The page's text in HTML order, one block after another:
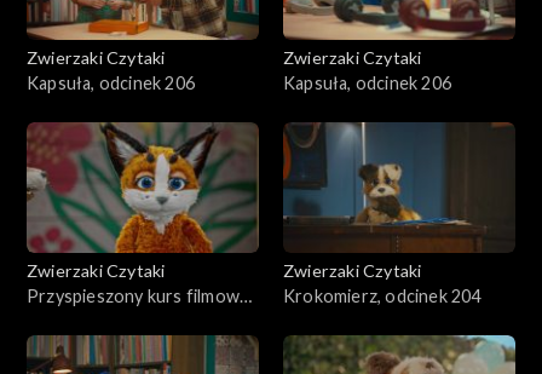
Zwierzaki Czytaki
Kapsuła, odcinek 206
Zwierzaki Czytaki
Kapsuła, odcinek 206
Zwierzaki Czytaki
Przyspieszony kurs filmowy,
Zwierzaki Czytaki
Krokomierz, odcinek 204